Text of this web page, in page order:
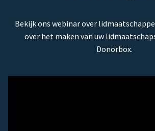
Bekijk ons webinar over
over het maken van uw
Donorbox.